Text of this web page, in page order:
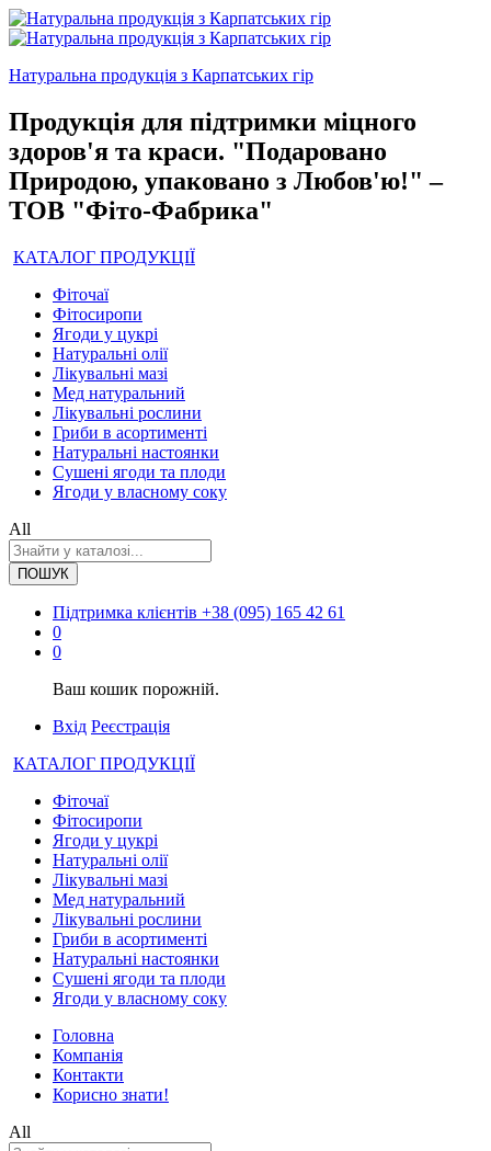
Натуральна продукція з Карпатських гір
Продукція для підтримки міцного
здоров'я та краси. "Подаровано
Природою, упаковано з Любов'ю!" –
ТОВ "Фіто-Фабрика"
КАТАЛОГ ПРОДУКЦІЇ
Фіточаї
Фітосиропи
Ягоди у цукрі
Натуральні олії
Лікувальні мазі
Мед натуральний
Лікувальні рослини
Гриби в асортименті
Натуральні настоянки
Сушені ягоди та плоди
Ягоди у власному соку
All
ПОШУК
Підтримка клієнтів +38 (095) 165 42 61
0
0
Ваш кошик порожній.
Вхід Реєстрація
КАТАЛОГ ПРОДУКЦІЇ
Фіточаї
Фітосиропи
Ягоди у цукрі
Натуральні олії
Лікувальні мазі
Мед натуральний
Лікувальні рослини
Гриби в асортименті
Натуральні настоянки
Сушені ягоди та плоди
Ягоди у власному соку
Головна
Компанія
Контакти
Корисно знати!
All